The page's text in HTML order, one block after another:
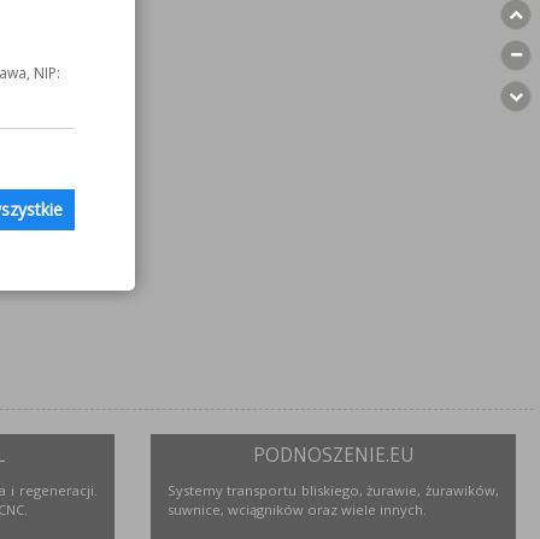
i regeneracji.
PODNOSZENIE.EU
Systemy transportu bliskiego, żurawie, żurawików,
suwnice, wciągników oraz wiele innych.
NIP: